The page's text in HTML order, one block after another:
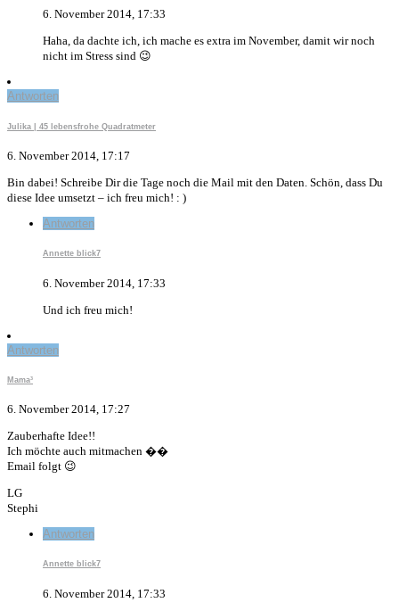
6. November 2014, 17:33
Haha, da dachte ich, ich mache es extra im November, damit wir noch
nicht im Stress sind 😉
Antworten
Julika | 45 lebensfrohe Quadratmeter
6. November 2014, 17:17
Bin dabei! Schreibe Dir die Tage noch die Mail mit den Daten. Schön, dass Du
diese Idee umsetzt – ich freu mich! : )
Antworten
Annette blick7
6. November 2014, 17:33
Und ich freu mich!
Antworten
Mama³
6. November 2014, 17:27
Zauberhafte Idee!!
Ich möchte auch mitmachen ��
Email folgt 😉
LG
Stephi
Antworten
Annette blick7
6. November 2014, 17:33